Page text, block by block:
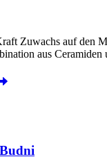
Zuwachs auf den
aus